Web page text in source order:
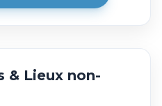
& Lieux non-